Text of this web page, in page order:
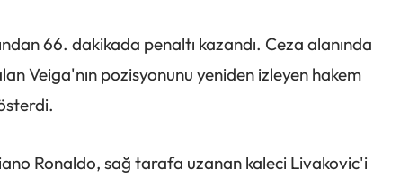
66. dakikada penaltı kazandı. Ceza alanında
Veiga'nın pozisyonunu yeniden izleyen hakem
Ronaldo, sağ tarafa uzanan kaleci Livakovic'i